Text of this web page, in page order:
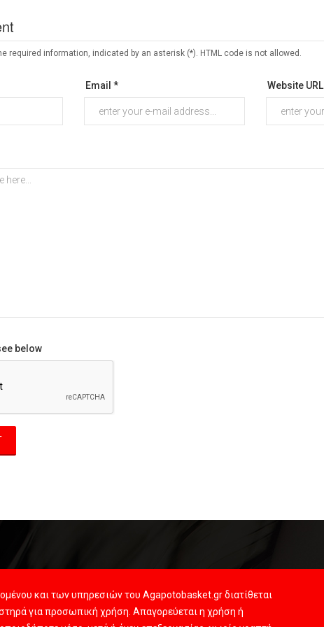
required information, indicated by an asterisk (*). HTML code is not allowed.
Email * Website URL
below
και των υπηρεσιών του Agapotobasket.gr διατίθεται
για προσωπική χρήση. Απαγορεύεται η χρήση ή